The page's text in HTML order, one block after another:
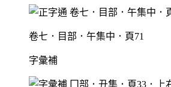
卷七．目部．午集中．頁71
字彙補